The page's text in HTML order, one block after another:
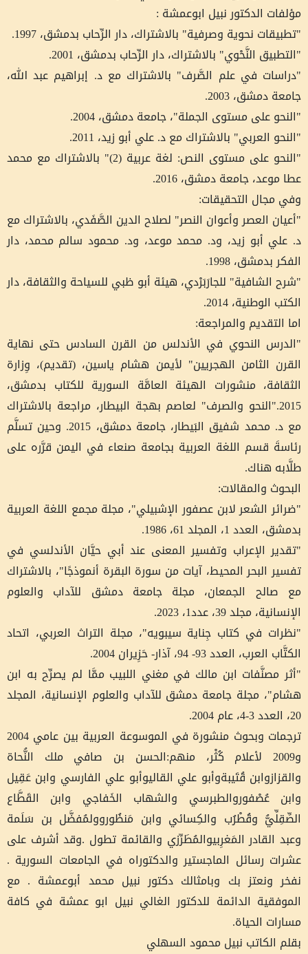
مؤلفات الدكتور نبيل ابوعمشة :
"تطبيقات نحوية وصرفية" بالاشتراك، دار الرِّحاب بدمشق، 1997.
"التطبيق النَّحْوي" بالاشتراك، دار الرِّحاب بدمشق، 2001.
"دراسات في علم الصَّرف" بالاشتراك مع د. إبراهيم عبد الله،
جامعة دمشق، 2003.
"النحو على مستوى الجملة"، جامعة دمشق، 2004.
"النحو العربي" بالاشتراك مع د. علي أبو زيد، 2011.
"النحو على مستوى النص: لغة عربية (2)" بالاشتراك مع محمد
عطا موعد، جامعة دمشق، 2016.
وفي مجال التحقيقات:
"أعيان العصر وأعوان النصر" لصلاح الدين الصَّفَدي، بالاشتراك مع
د. علي أبو زيد، ود. محمد موعد، ود. محمود سالم محمد، دار
الفكر بدمشق، 1998.
"شرح الشافية" للجارَبَرْدي، هيئة أبو ظبي للسياحة والثقافة، دار
الكتب الوطنية، 2014.
اما التقديم والمراجعة:
"الدرس النحوي في الأندلس من القرن السادس حتى نهاية
القرن الثامن الهجريين" لأيمن هشام ياسين، (تقديم)، وِزارة
الثقافة، منشورات الهيئة العامَّة السورية للكتاب بدمشق،
2015."النحو والصرف" لعاصم بهجة البيطار، مراجعة بالاشتراك
مع د. محمد شفيق البَيطار، جامعة دمشق، 2015. وحين تسلَّم
رئاسةَ قسم اللغة العربية بجامعة صنعاء في اليمن قرَّره على
طلَّابه هناك.
البحوث والمقالات:
"ضرائر الشعر لابن عصفور الإشبيلي"، مجلة مجمع اللغة العربية
بدمشق، العدد 1، المجلد 61، 1986.
"تقدير الإعراب وتفسير المعنى عند أبي حيَّان الأندلسي في
تفسير البحر المحيط، آيات من سورة البقرة أنموذجًا"، بالاشتراك
مع صالح الجمعان، مجلة جامعة دمشق للآداب والعلوم
الإنسانية، مجلد 39، عدد1، 2023.
"نظرات في كتاب جِناية سيبويه"، مجلة التراث العربي، اتحاد
الكتَّاب العرب، العدد 93- 94، آذار- حَزِيران 2004.
"أثر مصنَّفات ابن مالك في مغني اللبيب ممَّا لم يصرِّح به ابن
هشام"، مجلة جامعة دمشق للآداب والعلوم الإنسانية، المجلد
20، العدد 3-4، عام 2004.
ترجمات وبحوث منشورة في الموسوعة العربية بين عامي 2004
و2009 لأعلام كُثْر، منهم:الحسن بن صافي ملك النُّحاة
والقزازوابن قُتَيبةوأبو علي القاليوأبو علي الفارسي وابن عَقِيل
وابن عُصْفوروالطبرسي والشهاب الخَفاجي وابن القَطَّاع
الصِّقِلِّيُّ وقُطْرُب والكِسائي وابن مَنظُوروولمُفضَّل بن سَلَمة
وعبد القادر المَغرِبيوالمُطَرِّزي والقائمة تطول .وقد أشرف على
عشرات رسائل الماجستير والدكتوراه في الجامعات السورية .
نفخر ونعتز بك وبامثالك دكتور نبيل محمد أبوعمشة . مع
الموفقية الدائمة للدكتور الغالي نبيل ابو عمشة في كافة
مسارات الحياة.
بقلم الكاتب نبيل محمود السهلي